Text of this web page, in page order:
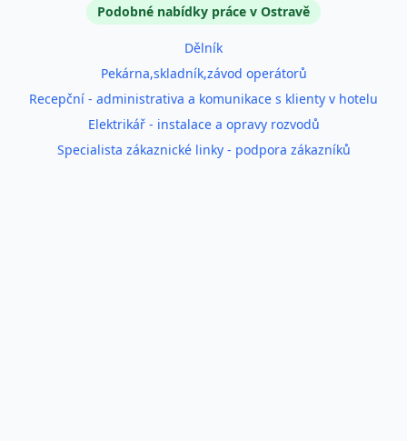
Podobné inzerátyPodobné nabídky práce v Ostravě
Dělník
Pekárna,skladník,závod operátorů
Recepční - administrativa a komunikace s klienty v hotelu
Elektrikář - instalace a opravy rozvodů
Specialista zákaznické linky - podpora zákazníků